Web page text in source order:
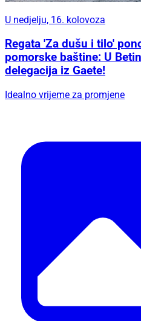
U nedjelju, 16. kolovoza
Regata 'Za dušu i tilo'
pomorske baštine: U
delegacija iz Gaete!
Idealno vrijeme za promjene